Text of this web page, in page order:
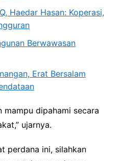
Haedar Hasan: Koperasi,
Berwawasan
Erat Bersalam
mampu dipahami secara
ujarnya.
perdana ini, silahkan